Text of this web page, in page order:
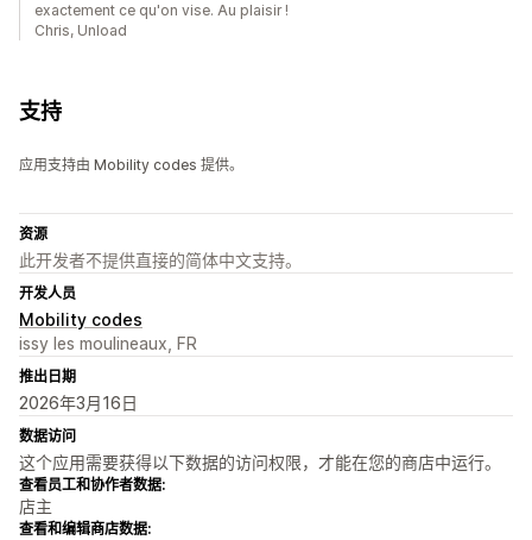
exactement ce qu'on vise. Au plaisir !
Chris, Unload
支持
应用支持由 Mobility codes 提供。
资源
此开发者不提供直接的简体中文支持。
开发人员
Mobility codes
issy les moulineaux, FR
推出日期
2026年3月16日
数据访问
这个应用需要获得以下数据的访问权限，才能在您的商店中运行。
查看员工和协作者数据:
店主
查看和编辑商店数据: